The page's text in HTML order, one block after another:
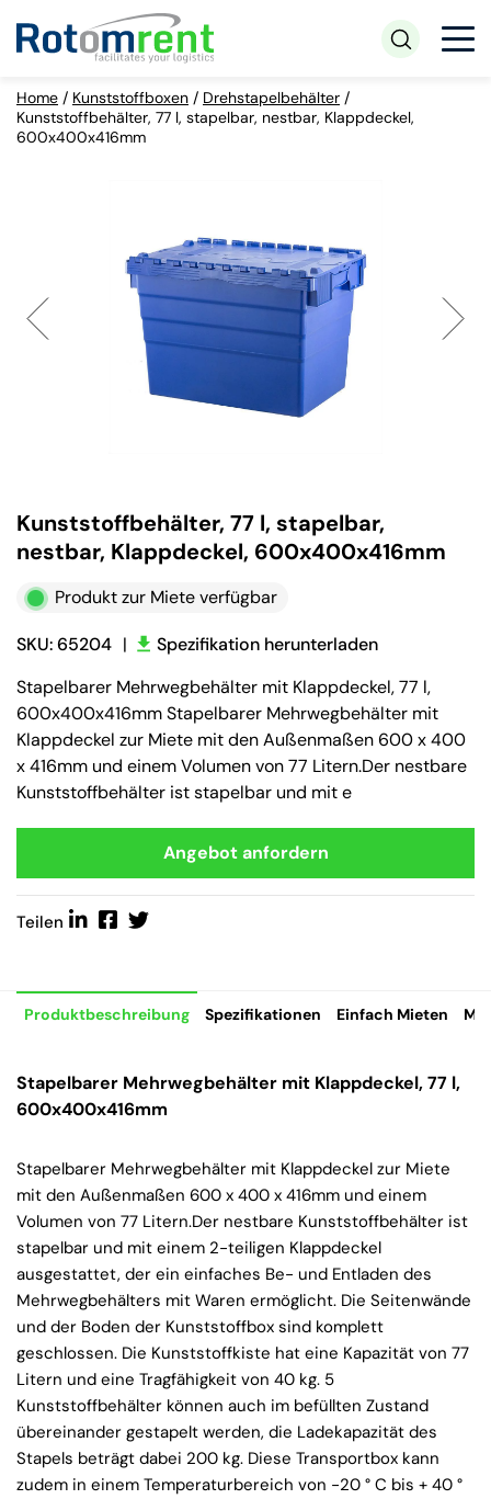
Home / Kunststoffboxen / Drehstapelbehälter /
Kunststoffbehälter, 77 l, stapelbar, nestbar, Klappdeckel,
600x400x416mm
Kunststoffbehälter, 77 l, stapelbar,
nestbar, Klappdeckel, 600x400x416mm
Produkt zur Miete verfügbar
SKU: 65204 |
Spezifikation herunterladen
Stapelbarer Mehrwegbehälter mit Klappdeckel, 77 l,
600x400x416mm Stapelbarer Mehrwegbehälter mit
Klappdeckel zur Miete mit den Außenmaßen 600 x 400
x 416mm und einem Volumen von 77 Litern.Der nestbare
Kunststoffbehälter ist stapelbar und mit e
Angebot anfordern
Teilen
Produktbeschreibung Spezifikationen Einfach Mieten
Stapelbarer Mehrwegbehälter mit Klappdeckel, 77 l,
600x400x416mm
Stapelbarer Mehrwegbehälter mit Klappdeckel zur Miete
mit den Außenmaßen 600 x 400 x 416mm und einem
Volumen von 77 Litern.Der nestbare Kunststoffbehälter ist
stapelbar und mit einem 2-teiligen Klappdeckel
ausgestattet, der ein einfaches Be- und Entladen des
Mehrwegbehälters mit Waren ermöglicht. Die Seitenwände
und der Boden der Kunststoffbox sind komplett
geschlossen. Die Kunststoffkiste hat eine Kapazität von 77
Litern und eine Tragfähigkeit von 40 kg. 5
Kunststoffbehälter können auch im befüllten Zustand
übereinander gestapelt werden, die Ladekapazität des
Stapels beträgt dabei 200 kg. Diese Transportbox kann
zudem in einem Temperaturbereich von -20 ° C bis + 40 °